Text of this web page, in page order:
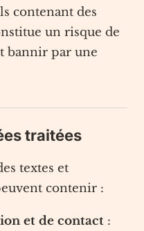
contenant des
un risque de
bannir par une
traitées
textes et
contenir :
et de contact :